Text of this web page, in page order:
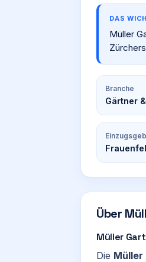
DAS
Müller
Branche
Gärtner
Über
Müller
Die Müller